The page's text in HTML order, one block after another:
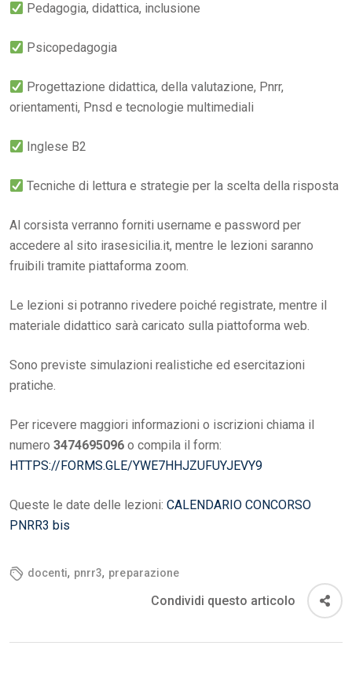
Pedagogia, didattica, inclusione
Psicopedagogia
Progettazione didattica, della valutazione, Pnrr,
orientamenti, Pnsd e tecnologie multimediali
Inglese B2
Tecniche di lettura e strategie per la scelta della risposta
Al corsista verranno forniti username e password per
accedere al sito irasesicilia.it, mentre le lezioni saranno
fruibili tramite piattaforma zoom.
Le lezioni si potranno rivedere poiché registrate, mentre il
materiale didattico sarà caricato sulla piattoforma web.
Sono previste simulazioni realistiche ed esercitazioni
pratiche.
Per ricevere maggiori informazioni o iscrizioni chiama il
numero 3474695096 o compila il form:
HTTPS://FORMS.GLE/YWE7HHJZUFUYJEVY9
Queste le date delle lezioni: CALENDARIO CONCORSO
PNRR3 bis
docenti, pnrr3, preparazione
Condividi questo articolo